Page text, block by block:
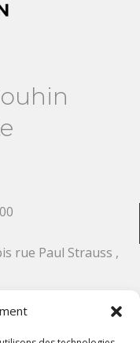
rue Paul Strauss ,